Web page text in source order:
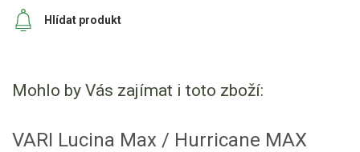
Hlídat produkt
Mohlo by Vás zajímat i toto zboží:
VARI Lucina Max / Hurricane MAX